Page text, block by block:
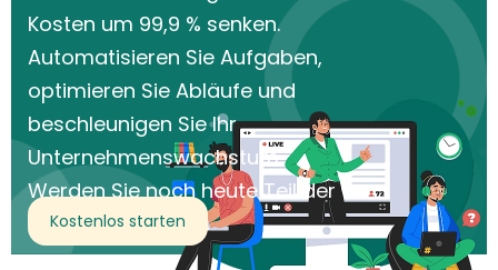
Kosten um 99,9 % senken.
Automatisieren Sie Aufgaben,
optimieren Sie Abläufe und
beschleunigen Sie Ihr
Unternehmenswachstum.
Werden Sie noch heute Teil der
KI-Revolution!
Kostenlos starten